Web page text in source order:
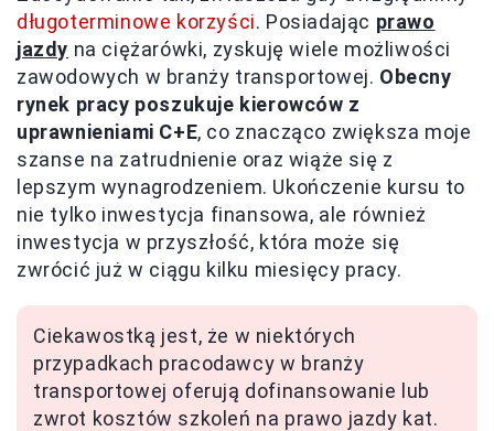
długoterminowe korzyści. Posiadając prawo
jazdy na ciężarówki, zyskuję wiele możliwości
zawodowych w branży transportowej. Obecny
rynek pracy poszukuje kierowców z
uprawnieniami C+E, co znacząco zwiększa moje
szanse na zatrudnienie oraz wiąże się z
lepszym wynagrodzeniem. Ukończenie kursu to
nie tylko inwestycja finansowa, ale również
inwestycja w przyszłość, która może się
zwrócić już w ciągu kilku miesięcy pracy.
Ciekawostką jest, że w niektórych
przypadkach pracodawcy w branży
transportowej oferują dofinansowanie lub
zwrot kosztów szkoleń na prawo jazdy kat.